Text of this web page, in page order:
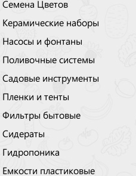
Семена Цветов
Керамические наборы
Насосы и фонтаны
Поливочные системы
Садовые инструменты
Пленки и тенты
Фильтры бытовые
Сидераты
Гидропоника
Емкости пластиковые